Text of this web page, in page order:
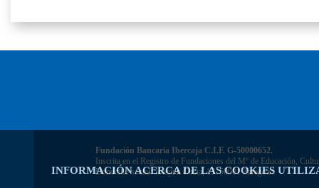
INFORMACIÓN ACERCA DE LAS COOKIES
Fundación Bancaria Ibercaja C.I.F. G-50000652.
Inscrita en el Registro de Fundaciones del Mº de Educación,
Domicilio social: Joaquín Costa, 13. 50001 Zaragoza.